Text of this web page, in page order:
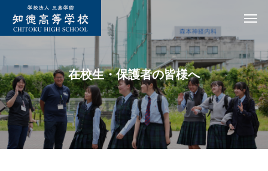
在校生・保護者の皆様へ